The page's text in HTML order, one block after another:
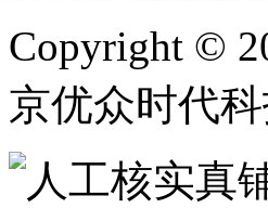
Copyright ©
京优众时代